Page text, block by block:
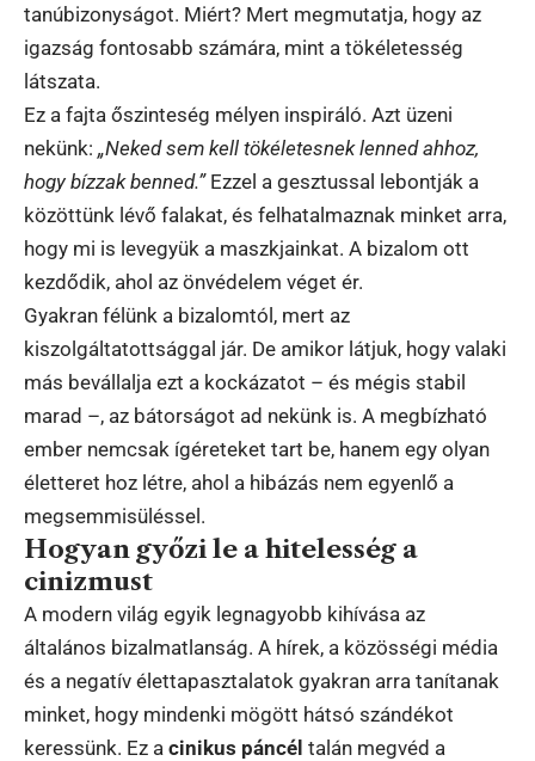
tanúbizonyságot. Miért? Mert megmutatja, hogy az
igazság fontosabb számára, mint a tökéletesség
látszata.
Ez a fajta őszinteség mélyen inspiráló. Azt üzeni
nekünk: „Neked sem kell tökéletesnek lenned ahhoz,
hogy bízzak benned.”Ezzel a gesztussal lebontják a
közöttünk lévő falakat, és felhatalmaznak minket arra,
hogy mi is levegyük a maszkjainkat. A bizalom ott
kezdődik, ahol az önvédelem véget ér.
Gyakran félünk a bizalomtól, mert az
kiszolgáltatottsággal jár. De amikor látjuk, hogy valaki
más bevállalja ezt a kockázatot – és mégis stabil
marad –, az bátorságot ad nekünk is. A megbízható
ember nemcsak ígéreteket tart be, hanem egy olyan
életteret hoz létre, ahol a hibázás nem egyenlő a
megsemmisüléssel.
Hogyan győzi le a hitelesség a
cinizmust
A modern világ egyik legnagyobb kihívása az
általános bizalmatlanság. A hírek, a közösségi média
és a negatív élettapasztalatok gyakran arra tanítanak
minket, hogy mindenki mögött hátsó szándékot
keressünk. Ez a cinikus páncél talán megvéd a